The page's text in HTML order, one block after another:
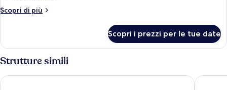
Scopri di più
Altri
familiare
Scopri i prezzi per le tue date
Strutture simili
Ibis Styles Singen Holiday